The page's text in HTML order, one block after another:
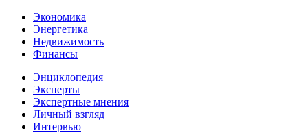
Экономика
Энергетика
Недвижимость
Финансы
Энциклопедия
Эксперты
Экспертные мнения
Личный взгляд
Интервью